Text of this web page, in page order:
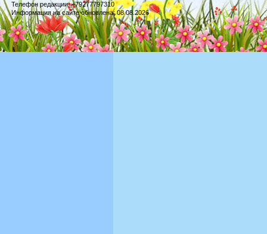
Телефон редакции: +79277797310
Информация на сайте обновлена: 08.08.2026